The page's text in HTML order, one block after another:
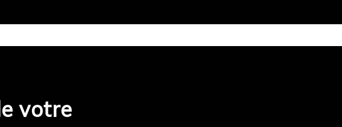
votre